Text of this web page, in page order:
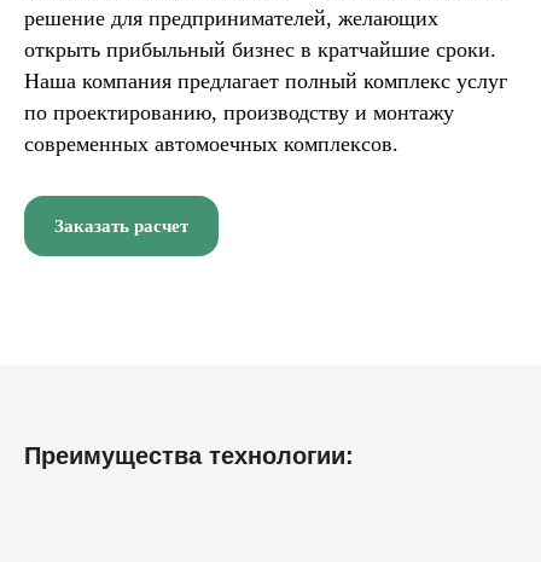
решение для предпринимателей, желающих
открыть прибыльный бизнес в кратчайшие сроки.
Наша компания предлагает полный комплекс услуг
по проектированию, производству и монтажу
современных автомоечных комплексов.
Заказать расчет
Преимущества технологии: